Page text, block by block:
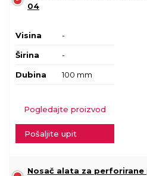
04
Visina -
Širina -
Dubina 100 mm
Pogledajte proizvod
Pošaljite upit
Nosač alata za perforirane